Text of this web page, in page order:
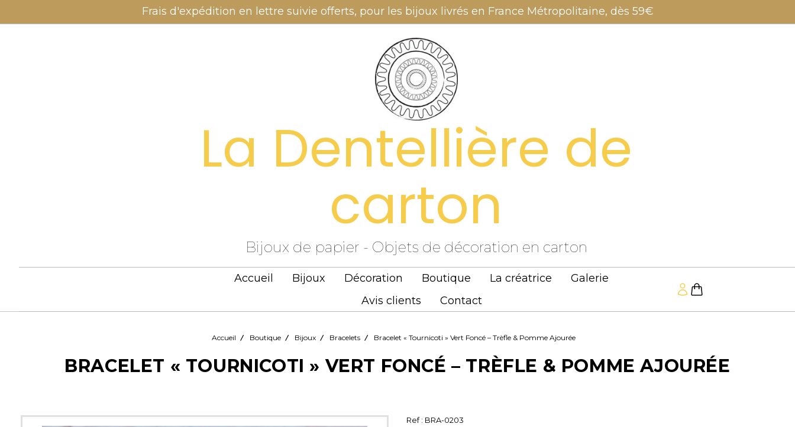
Frais d'expédition en lettre suivie offerts, pour les bijoux livrés en France Métropolitaine, dès 59€
La Dentellière de
carton
Bijoux de papier - Objets de décoration en carton
Accueil Bijoux Décoration Boutique
Colliers
Boucles d'oreilles
La créatrice
Galerie
Avis clients
Contact
Accueil Boutique Bijoux Bracelets Bracelet « Tournicoti » Vert Foncé – Trèfle & Pomme Ajourée
BRACELET « TOURNICOTI » VERT FONCÉ – TRÈFLE & POMME AJOURÉE
Ref : BRA-0203